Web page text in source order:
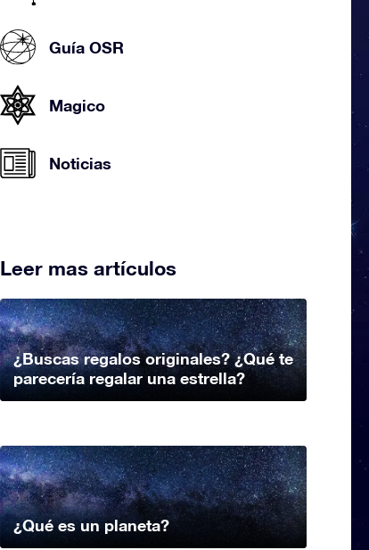
Guía OSR
Magico
Noticias
Leer mas artículos
¿Buscas regalos originales? ¿Qué te
parecería regalar una estrella?
¿Qué es un planeta?